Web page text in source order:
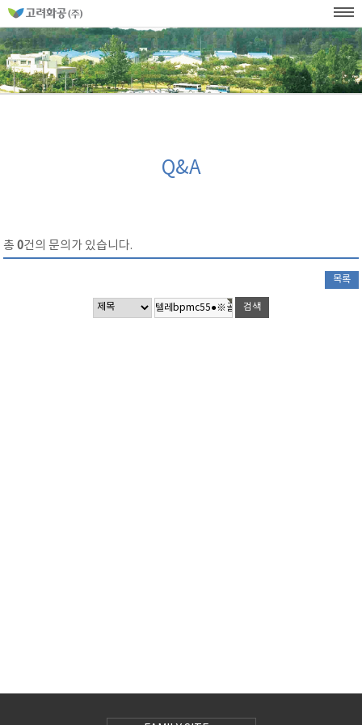
홈
이
지
네
비
게
이
션
KOR ENG SITEMAP WEB발주
메
인
메
뉴
Q&A
총0건의 문의가 있습니다.
목록